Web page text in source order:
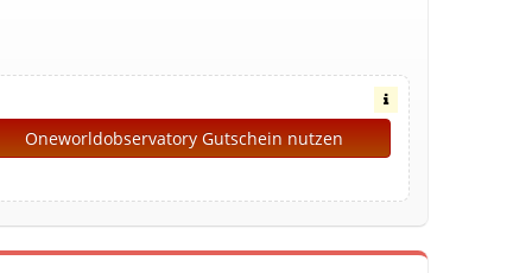
Oneworldobservatory Gutschein nutzen